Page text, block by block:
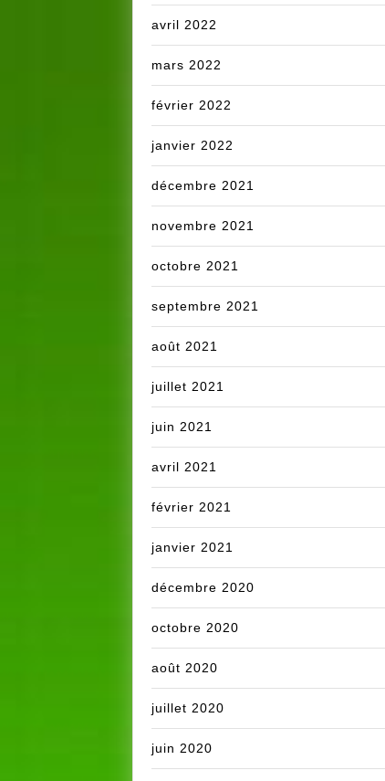
avril 2022
mars 2022
février 2022
janvier 2022
décembre 2021
novembre 2021
octobre 2021
septembre 2021
août 2021
juillet 2021
juin 2021
avril 2021
février 2021
janvier 2021
décembre 2020
octobre 2020
août 2020
juillet 2020
juin 2020